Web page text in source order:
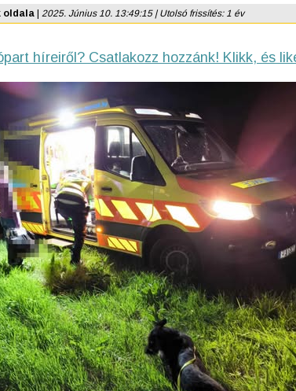
oldala 2025. Június 10. 13:49:15 | Utolsó frissítés: 1 év
híreiről? Csatlakozz hozzánk! Klikk, és